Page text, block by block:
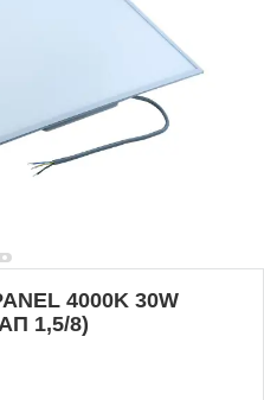
4000K 30W
1,5/8)